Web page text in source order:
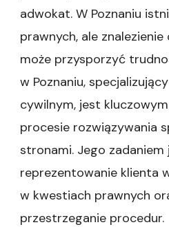
adwokat. W Poznaniu
prawnych, ale
może przysporzyć
w Poznaniu,
cywilnym, jest
procesie rozwiązywania
stronami. Jego zadaniem
reprezentowanie klienta
w kwestiach prawnych
przestrzeganie procedur.